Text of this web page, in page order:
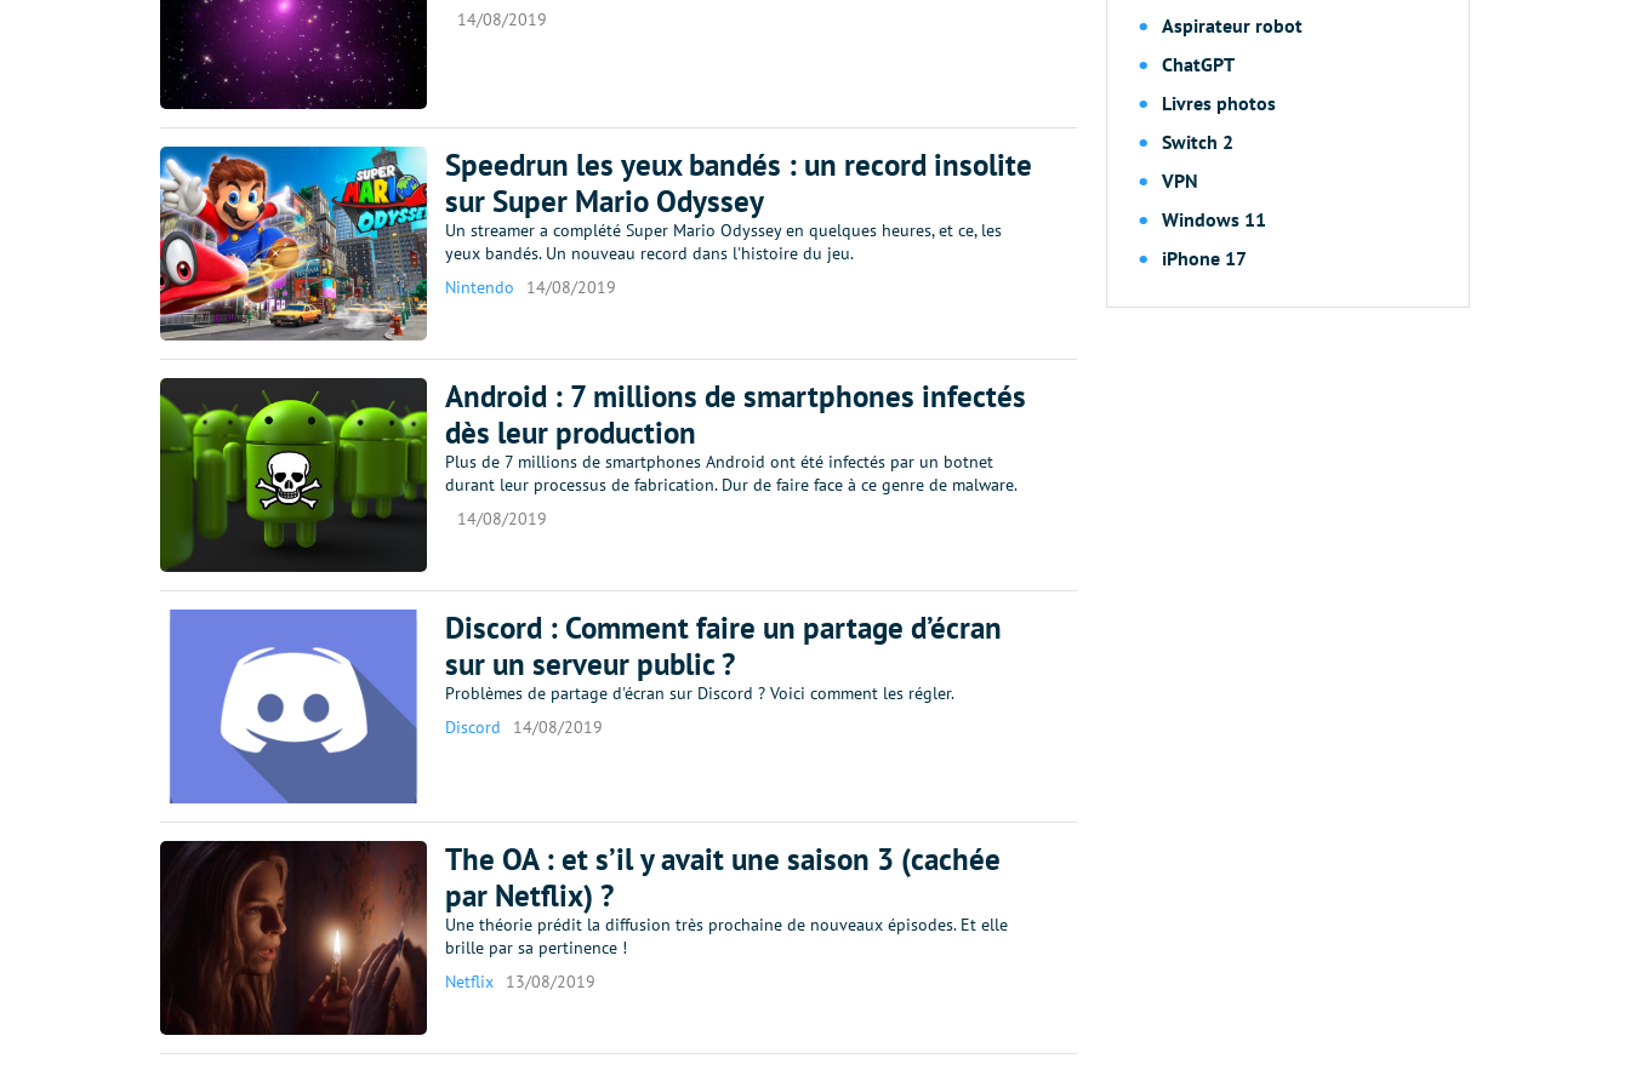
14/08/2019
Speedrun les yeux bandés : un record insolite
sur Super Mario Odyssey
Un streamer a complété Super Mario Odyssey en quelques heures, et ce, les
yeux bandés. Un nouveau record dans l'histoire du jeu.
Nintendo
14/08/2019
Android : 7 millions de smartphones infectés
dès leur production
Plus de 7 millions de smartphones Android ont été infectés par un botnet
durant leur processus de fabrication. Dur de faire face à ce genre de malware.
14/08/2019
Discord : Comment faire un partage d’écran
sur un serveur public ?
Problèmes de partage d'écran sur Discord ? Voici comment les régler.
Discord
14/08/2019
The OA : et s’il y avait une saison 3 (cachée
par Netflix) ?
Une théorie prédit la diffusion très prochaine de nouveaux épisodes. Et elle
brille par sa pertinence !
Netflix
13/08/2019
Aspirateur robot
ChatGPT
Livres photos
Switch 2
VPN
Windows 11
iPhone 17